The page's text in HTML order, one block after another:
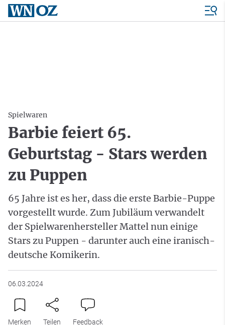
Spielwaren
Barbie feiert 65.
Geburtstag - Stars werden
zu Puppen
65 Jahre ist es her, dass die erste Barbie-Puppe
vorgestellt wurde. Zum Jubiläum verwandelt
der Spielwarenhersteller Mattel nun einige
Stars zu Puppen - darunter auch eine iranisch-
deutsche Komikerin.
06.03.2024
Merken Teilen Feedback